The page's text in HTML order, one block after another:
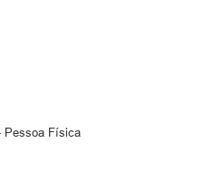
Pessoa Física